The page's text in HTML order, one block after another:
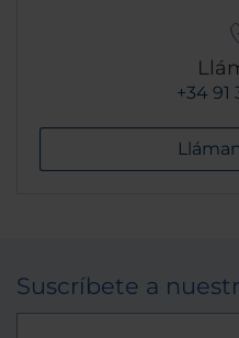
+34 91
Suscríbete a